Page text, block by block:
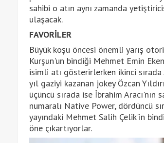
sahibi o atın aynı zamanda
ulaşacak.
FAVORİLER
Büyük koşu öncesi önemli yarış
Kurşun'un bindiği Mehmet Emin
isimli atı gösterirlerken ikinci
yıl gaziyi kazanan jokey Özcan
üçüncü sırada ise İbrahim
numaralı Native Power, dördüncü
yayındaki Mehmet Salih Çelik'in
öne çıkartıyorlar.